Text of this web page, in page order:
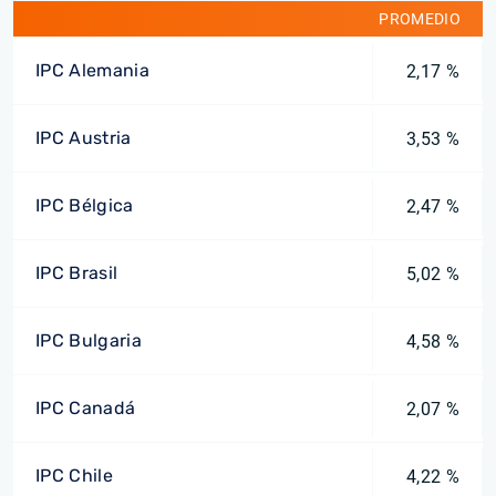
PROMEDIO
IPC Alemania 2,17 %
IPC Austria 3,53 %
IPC Bélgica 2,47 %
IPC Brasil 5,02 %
IPC Bulgaria 4,58 %
IPC Canadá 2,07 %
IPC Chile 4,22 %